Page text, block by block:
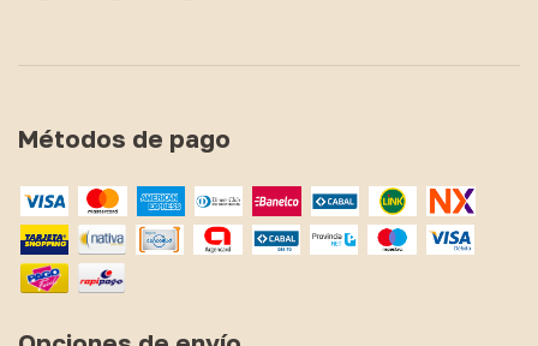
Métodos de pago